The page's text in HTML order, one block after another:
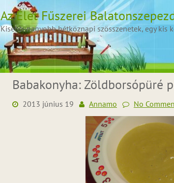
Az Élet Fűszerei
Kisebb-nagyobb hétköznapi szösszenetek, egy kis
Babakonyha: Zöldborsópüré
2013 június 19 Annamo No